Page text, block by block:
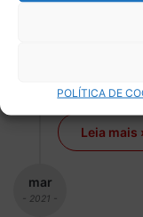
POLÍTICA DE
Após nove
MotoGP e
Leia mais
mar
- 2021 -